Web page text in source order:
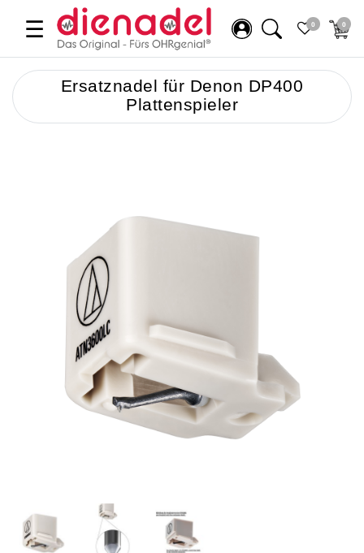
☰ 0 0
Ersatznadel für Denon DP400
Plattenspieler